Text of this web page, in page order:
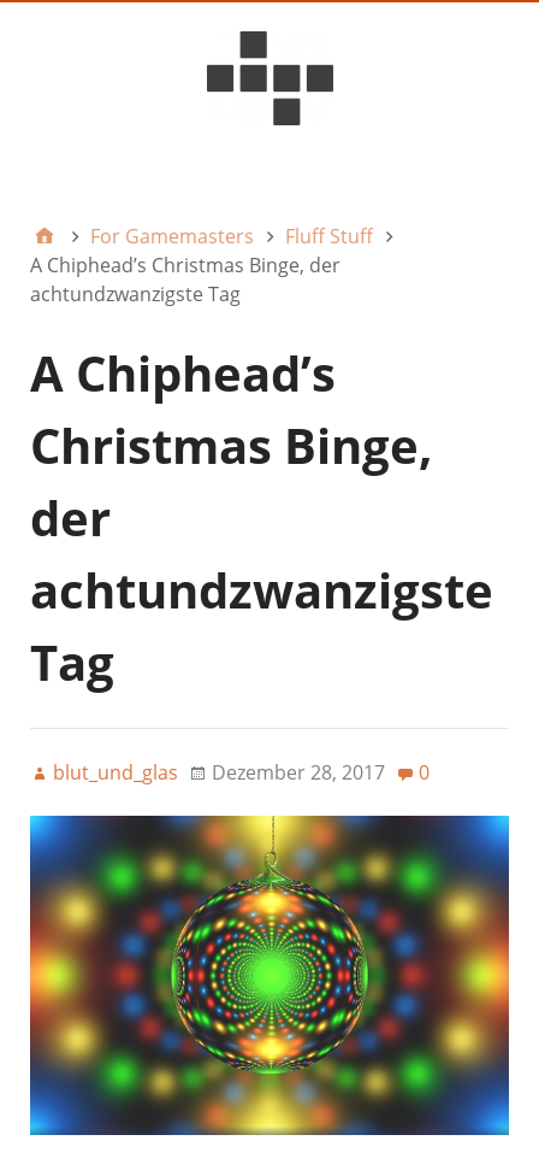
For Gamemasters
Fluff Stuff
A Chiphead’s Christmas Binge, der
achtundzwanzigste Tag
A Chiphead’s
Christmas Binge,
der
achtundzwanzigste
Tag
blut_und_glas Dezember 28, 2017 0